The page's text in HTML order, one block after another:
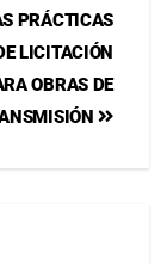
PRÁCTICAS
LICITACIÓN
OBRAS DE